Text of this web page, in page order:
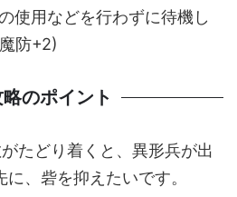
使用などを行わずに待機し
防+2)
のポイント
たどり着くと、異形兵が出
、砦を抑えたいです。